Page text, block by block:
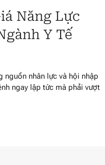
Năng Lực
Y Tế
nguồn nhân lực và hội nhập
ngay lập tức mà phải vượt